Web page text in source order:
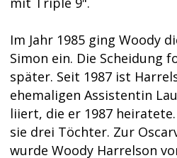
Im Jahr 1985 ging Woody
Simon ein. Die Scheidung
später. Seit 1987 ist
ehemaligen Assistentin
liiert, die er 1987
sie drei Töchter. Zur
wurde Woody Harrelson